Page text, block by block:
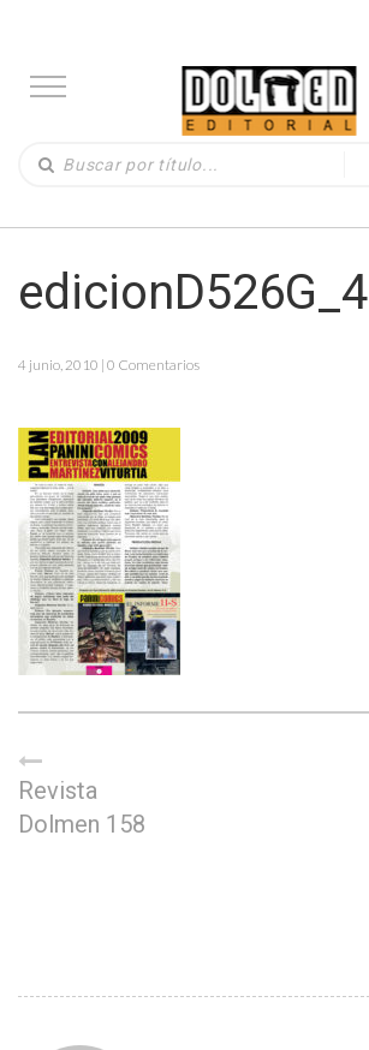
edicionD526G_4
4 junio, 2010 | 0 Comentarios
Revista
Dolmen 158